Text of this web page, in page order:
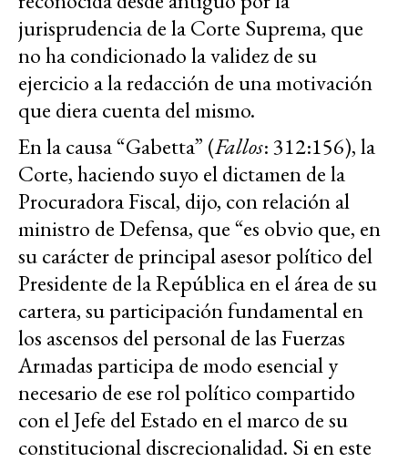
jurisprudencia de la Corte Suprema, que
no ha condicionado la validez de su
ejercicio a la redacción de una motivación
que diera cuenta del mismo.
En la causa “Gabetta” (Fallos: 312:156), la
Corte, haciendo suyo el dictamen de la
Procuradora Fiscal, dijo, con relación al
ministro de Defensa, que “es obvio que, en
su carácter de principal asesor político del
Presidente de la República en el área de su
cartera, su participación fundamental en
los ascensos del personal de las Fuerzas
Armadas participa de modo esencial y
necesario de ese rol político compartido
con el Jefe del Estado en el marco de su
constitucional discrecionalidad. Si en este